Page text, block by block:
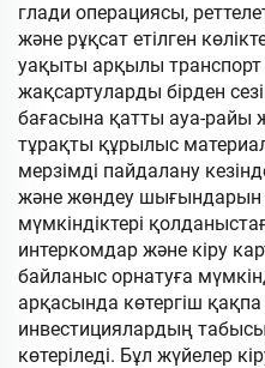
глади операциясы,
және рұқсат етілген
уақыты арқылы
жақсартуларды бірден
бағасына қатты ауа-райы
тұрақты құрылыс
мерзімді пайдалану
және жөндеу шығындарын
мүмкіндіктері
интеркомдар және кіру
байланыс орнатуға
арқасында көтергіш
инвестициялардың
көтеріледі. Бұл жүйелер